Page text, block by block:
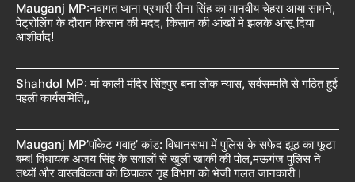
Mauganj MP:नवागत थाना प्रभारी रीना सिंह का मानवीय चेहरा आया सामने,
पेट्रोलिंग के दौरान किसान की मदद, किसान की आंखों मे झलके आंसू दिया
आशीर्वाद!
Shahdol MP: मां काली मंदिर सिंहपुर बना लोक न्यास, सर्वसम्मति से गठित हुई
पहली कार्यसमिति,,
Mauganj MP’पॉकेट गवाह’ कांड: विधानसभा में पुलिस के सफेद झूठ का फूटा
बम्ब! विधायक अजय सिंह के सवालों से खुली खाकी की पोल,मऊगंज पुलिस ने
तथ्यों और वास्तविकता को छिपाकर गृह विभाग को भेजी गलत जानकारी।